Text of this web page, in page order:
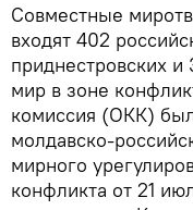
Совместные
входят 402
приднестровских
мир в зоне
комиссия (ОКК)
молдавско-
мирного
конфликта от 21